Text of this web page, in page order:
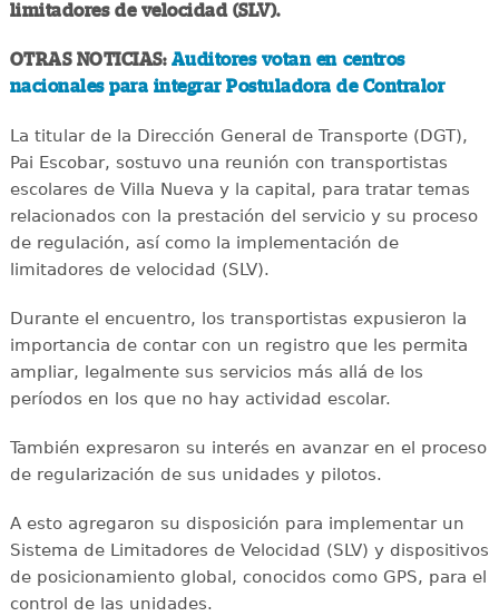
limitadores de velocidad (SLV).
OTRAS NOTICIAS: Auditores votan en centros
nacionales para integrar Postuladora de Contralor
La titular de la Dirección General de Transporte (DGT),
Pai Escobar, sostuvo una reunión con transportistas
escolares de Villa Nueva y la capital, para tratar temas
relacionados con la prestación del servicio y su proceso
de regulación, así como la implementación de
limitadores de velocidad (SLV).
Durante el encuentro, los transportistas expusieron la
importancia de contar con un registro que les permita
ampliar, legalmente sus servicios más allá de los
períodos en los que no hay actividad escolar.
También expresaron su interés en avanzar en el proceso
de regularización de sus unidades y pilotos.
A esto agregaron su disposición para implementar un
Sistema de Limitadores de Velocidad (SLV) y dispositivos
de posicionamiento global, conocidos como GPS, para el
control de las unidades.